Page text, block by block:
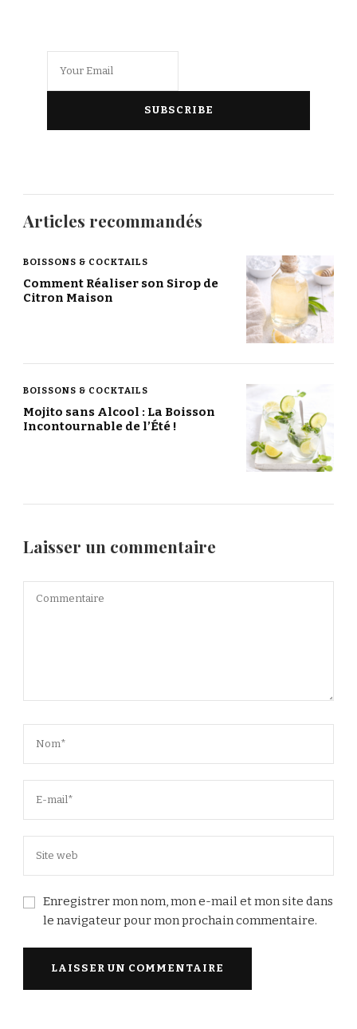
Articles recommandés
BOISSONS & COCKTAILS
Comment Réaliser son Sirop de
Citron Maison
BOISSONS & COCKTAILS
Mojito sans Alcool : La Boisson
Incontournable de l’Été !
Laisser un commentaire
Enregistrer mon nom, mon e-mail et mon site dans
le navigateur pour mon prochain commentaire.